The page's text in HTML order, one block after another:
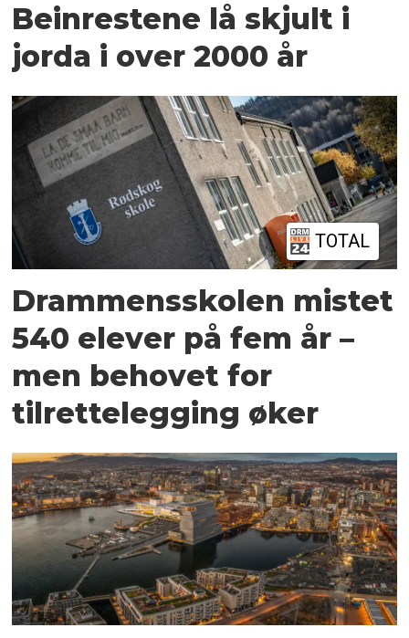
Beinrestene lå skjult i
jorda i over 2000 år
TOTAL
Drammensskolen mistet
540 elever på fem år –
men behovet for
tilrettelegging øker